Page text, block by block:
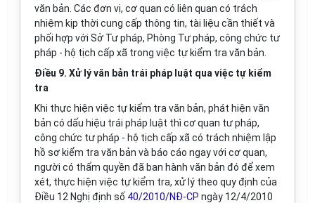
văn bản. Các đơn vị, cơ quan có liên quan có trách
nhiệm kịp thời cung cấp thông tin, tài liệu cần thiết và
phối hợp với Sở Tư pháp, Phòng Tư pháp, công chức tư
pháp - hộ tịch cấp xã trong việc tự kiểm tra văn bản.
Điều 9. Xử lý văn bản trái pháp luật qua việc tự kiểm
tra
Khi thực hiện việc tự kiểm tra văn bản, phát hiện văn
bản có dấu hiệu trái pháp luật thì cơ quan tư pháp,
công chức tư pháp - hộ tịch cấp xã có trách nhiệm lập
hồ sơ kiểm tra văn bản và báo cáo ngay với cơ quan,
người có thẩm quyền đã ban hành văn bản đó để xem
xét, thực hiện việc tự kiểm tra, xử lý theo quy định của
Điều 12 Nghị định số 40/2010/NĐ-CP ngày 12/4/2010